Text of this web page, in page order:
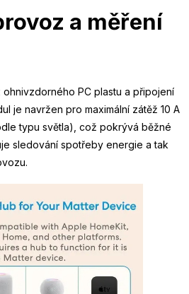
a měření
PC plastu a připojení
je navržen pro maximální zátěž 10 A
typu světla), což pokrývá běžné
sledování spotřeby energie a tak